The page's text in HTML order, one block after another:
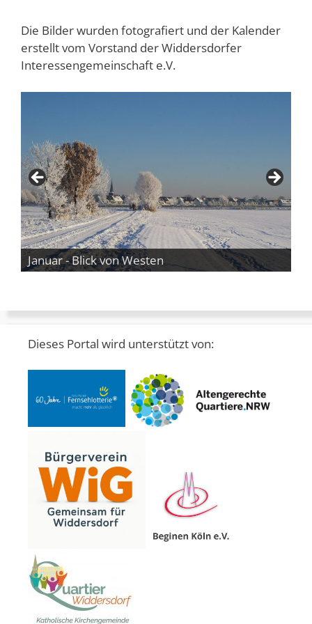
Die Bilder wurden fotografiert und der Kalender
erstellt vom Vorstand der Widdersdorfer
Interessengemeinschaft e.V.
Januar - Blick von Westen
Dieses Portal wird unterstützt von: